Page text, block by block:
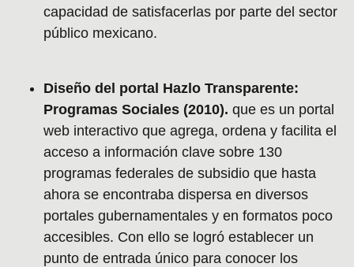
capacidad de satisfacerlas por parte del sector
público mexicano.
Diseño del portal Hazlo Transparente:
Programas Sociales (2010). que es un portal
web interactivo que agrega, ordena y facilita el
acceso a información clave sobre 130
programas federales de subsidio que hasta
ahora se encontraba dispersa en diversos
portales gubernamentales y en formatos poco
accesibles. Con ello se logró establecer un
punto de entrada único para conocer los